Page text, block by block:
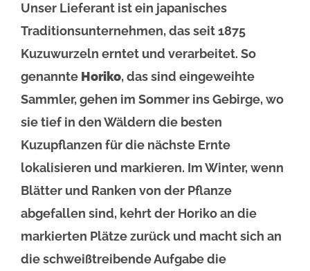
Unser Lieferant ist ein japanisches
Traditionsunternehmen, das seit 1875
Kuzuwurzeln erntet und verarbeitet. So
genannte Horiko, das sind eingeweihte
Sammler, gehen im Sommer ins Gebirge, wo
sie tief in den Wäldern die besten
Kuzupflanzen für die nächste Ernte
lokalisieren und markieren. Im Winter, wenn
Blätter und Ranken von der Pflanze
abgefallen sind, kehrt der Horiko an die
markierten Plätze zurück und macht sich an
die schweißtreibende Aufgabe die